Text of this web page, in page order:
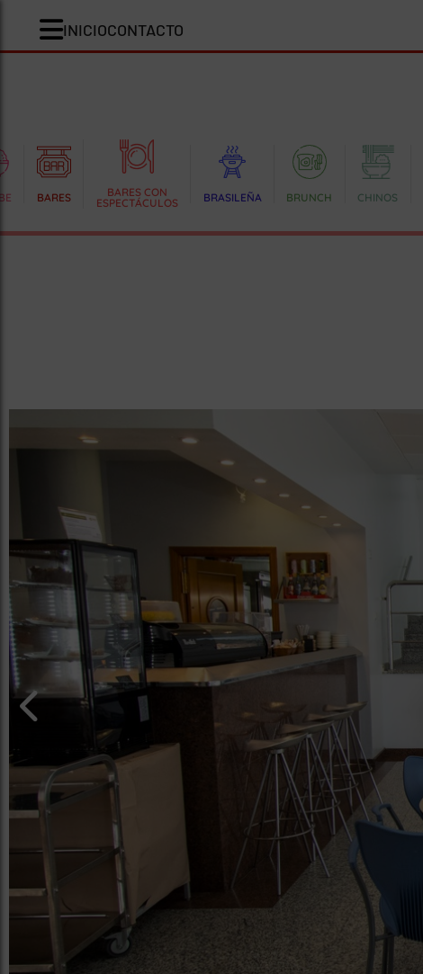
INICIOCONTACTO
BARES
BARES CON
ESPECTÁCULOS
BRASILEÑA BRUNCH CHINOS